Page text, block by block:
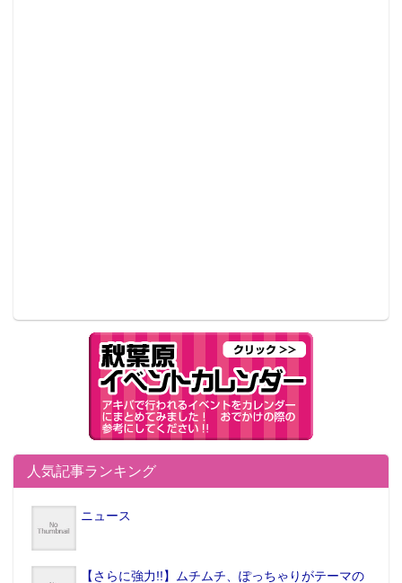
人気記事ランキング
ニュース
【さらに強力!!】ムチムチ、ぽっちゃりがテーマの